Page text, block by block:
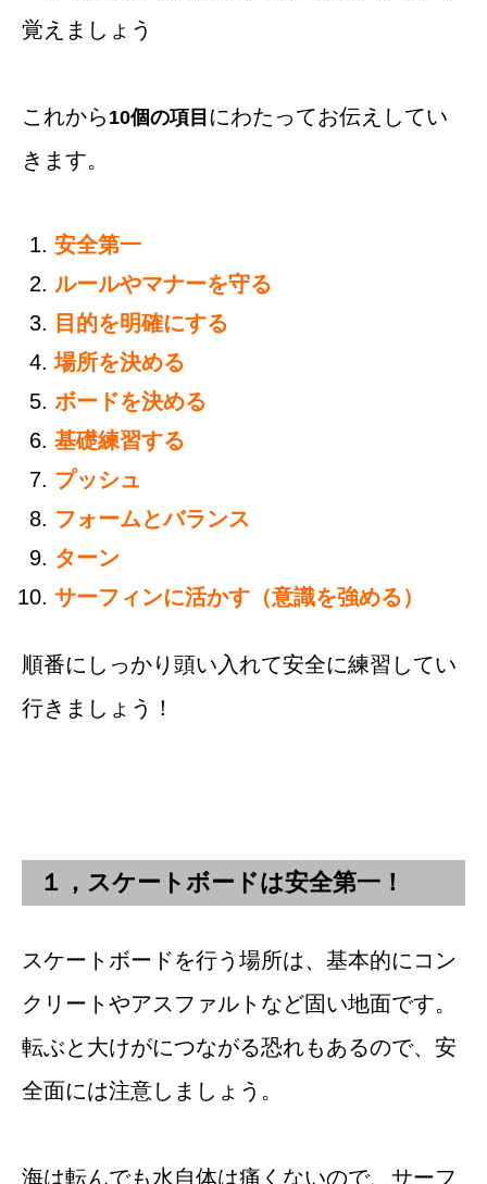
覚えましょう
これから 10個の項目 にわたってお伝えしてい
きます。
安全第一
ルールやマナーを守る
目的を明確にする
場所を決める
ボードを決める
基礎練習する
プッシュ
フォームとバランス
ターン
サーフィンに活かす（意識を強める）
順番にしっかり頭い入れて安全に練習してい
行きましょう！
１，スケートボードは安全第一！
スケートボードを行う場所は、基本的にコン
クリートやアスファルトなど固い地面です。
転ぶと大けがにつながる恐れもあるので、安
全面には注意しましょう。
海は転んでも水自体は痛くないので、サーフ